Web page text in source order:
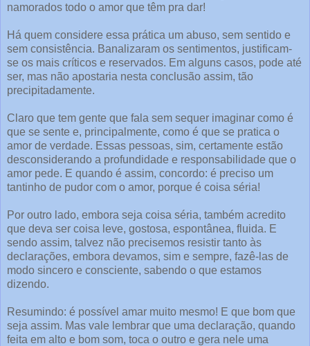
namorados todo o amor que têm pra dar!
Há quem considere essa prática um abuso, sem sentido e
sem consistência. Banalizaram os sentimentos, justificam-
se os mais críticos e reservados. Em alguns casos, pode até
ser, mas não apostaria nesta conclusão assim, tão
precipitadamente.
Claro que tem gente que fala sem sequer imaginar como é
que se sente e, principalmente, como é que se pratica o
amor de verdade. Essas pessoas, sim, certamente estão
desconsiderando a profundidade e responsabilidade que o
amor pede. E quando é assim, concordo: é preciso um
tantinho de pudor com o amor, porque é coisa séria!
Por outro lado, embora seja coisa séria, também acredito
que deva ser coisa leve, gostosa, espontânea, fluida. E
sendo assim, talvez não precisemos resistir tanto às
declarações, embora devamos, sim e sempre, fazê-las de
modo sincero e consciente, sabendo o que estamos
dizendo.
Resumindo: é possível amar muito mesmo! E que bom que
seja assim. Mas vale lembrar que uma declaração, quando
feita em alto e bom som, toca o outro e gera nele uma